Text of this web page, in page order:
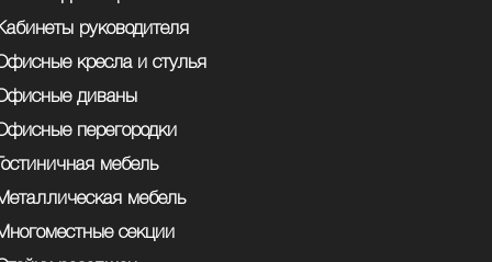
руководителя
кресла и стулья
диваны
перегородки
мебель
мебель
секции